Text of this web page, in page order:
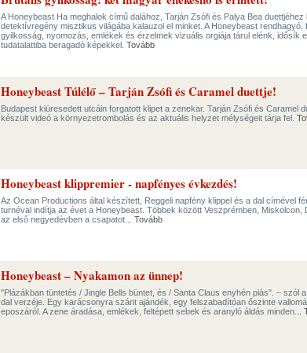
A Honeybeast Ha meghalok című dalához, Tarján Zsófi és Palya Bea
detektívregény misztikus világába kalauzol el minket. A Honeybeast rendhagyó,
gyilkosság, nyomozás, emlékek és érzelmek vizuális orgiája tárul elénk, idősík
tudatalattiba beragadó képekkel. Tovább
Honeybeast Túlélő – Tarján Zsófi és Caramel duettje!
Budapest kiüresedett utcáin forgatott klipet a zenekar. Tarján Zsófi és Caramel
készült videó a környezetrombolás és az aktuális helyzet mélységeit tárja fel.
Honeybeast klippremier - napfényes évkezdés!
Az Ocean Productions által készített, Reggeli napfény klippel és a dal címével
turnéval indítja az évet a Honeybeast. Többek között Veszprémben, Miskolcon,
az első negyedévben a csapatot... Tovább
Honeybeast – Nyakamon az ünnep!
"Plázákban tüntetés / Jingle Bells büntet, és / Santa Claus enyhén piás". – szól
dal verzéje. Egy karácsonyra szánt ajándék, egy felszabadítóan őszinte
eposzáról. A zene áradása, emlékek, feltépett sebek és aranyló áldás minden...